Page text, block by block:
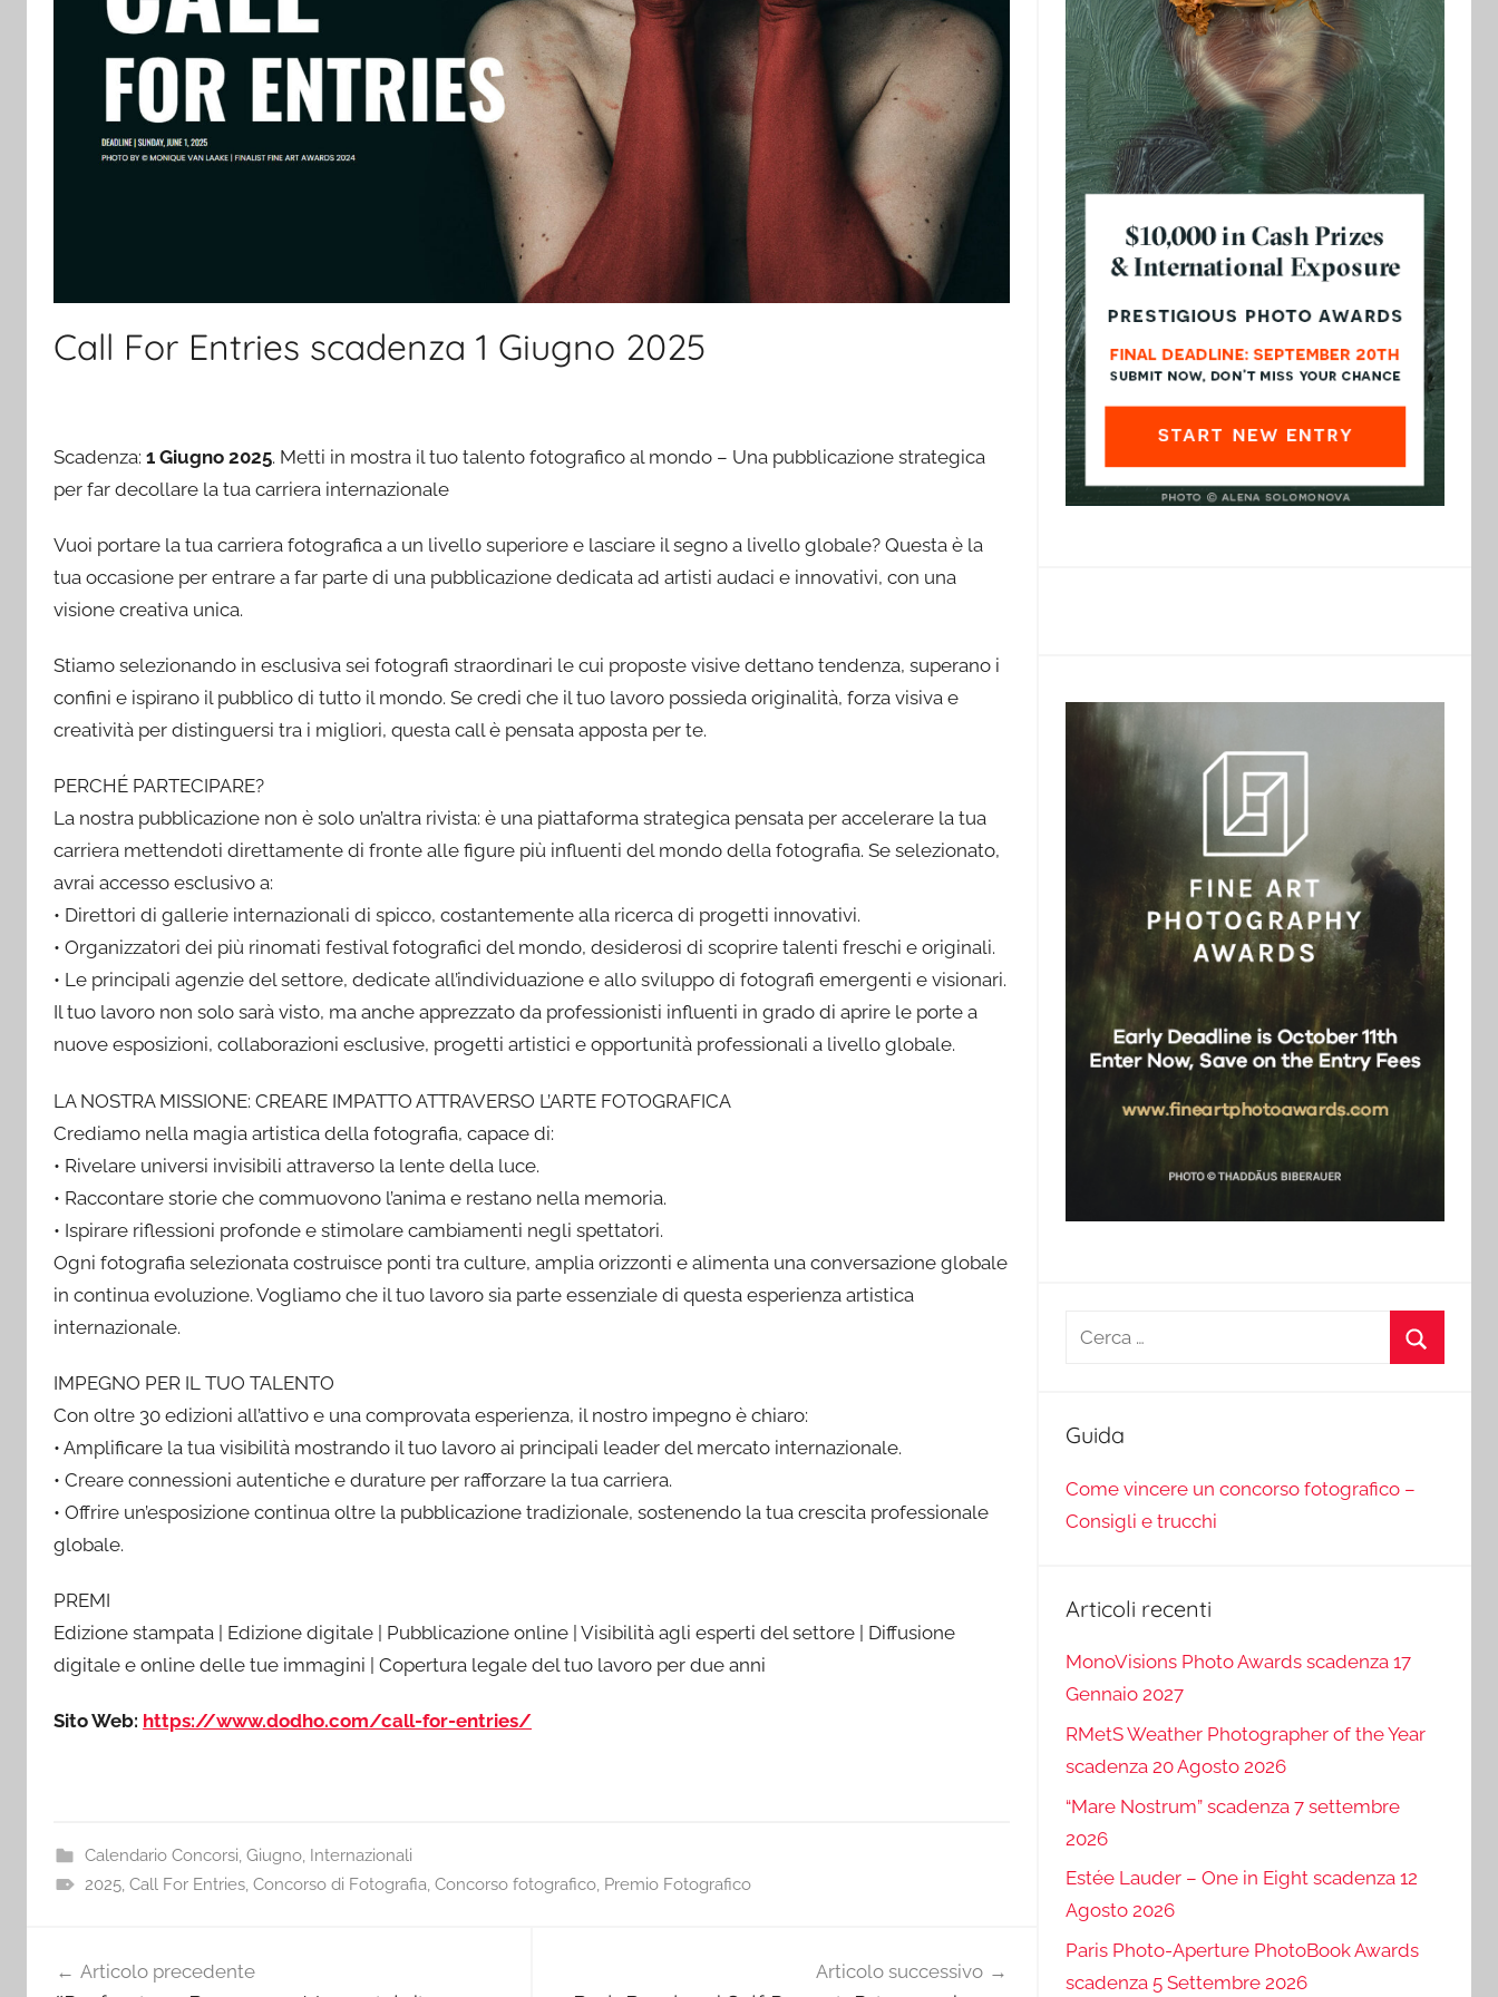
Call For Entries scadenza 1 Giugno 2025
Scadenza: 1 Giugno 2025. Metti in mostra il tuo talento fotografico al mondo – Una pubblicazione strategica
per far decollare la tua carriera internazionale
Vuoi portare la tua carriera fotografica a un livello superiore e lasciare il segno a livello globale? Questa è la
tua occasione per entrare a far parte di una pubblicazione dedicata ad artisti audaci e innovativi, con una
visione creativa unica.
Stiamo selezionando in esclusiva sei fotografi straordinari le cui proposte visive dettano tendenza, superano i
confini e ispirano il pubblico di tutto il mondo. Se credi che il tuo lavoro possieda originalità, forza visiva e
creatività per distinguersi tra i migliori, questa call è pensata apposta per te.
PERCHÉ PARTECIPARE?
La nostra pubblicazione non è solo un’altra rivista: è una piattaforma strategica pensata per accelerare la tua
carriera mettendoti direttamente di fronte alle figure più influenti del mondo della fotografia. Se selezionato,
avrai accesso esclusivo a:
• Direttori di gallerie internazionali di spicco, costantemente alla ricerca di progetti innovativi.
• Organizzatori dei più rinomati festival fotografici del mondo, desiderosi di scoprire talenti freschi e originali.
• Le principali agenzie del settore, dedicate all’individuazione e allo sviluppo di fotografi emergenti e visionari.
Il tuo lavoro non solo sarà visto, ma anche apprezzato da professionisti influenti in grado di aprire le porte a
nuove esposizioni, collaborazioni esclusive, progetti artistici e opportunità professionali a livello globale.
LA NOSTRA MISSIONE: CREARE IMPATTO ATTRAVERSO L’ARTE FOTOGRAFICA
Crediamo nella magia artistica della fotografia, capace di:
• Rivelare universi invisibili attraverso la lente della luce.
• Raccontare storie che commuovono l’anima e restano nella memoria.
• Ispirare riflessioni profonde e stimolare cambiamenti negli spettatori.
Ogni fotografia selezionata costruisce ponti tra culture, amplia orizzonti e alimenta una conversazione globale
in continua evoluzione. Vogliamo che il tuo lavoro sia parte essenziale di questa esperienza artistica
internazionale.
IMPEGNO PER IL TUO TALENTO
Con oltre 30 edizioni all’attivo e una comprovata esperienza, il nostro impegno è chiaro:
• Amplificare la tua visibilità mostrando il tuo lavoro ai principali leader del mercato internazionale.
• Creare connessioni autentiche e durature per rafforzare la tua carriera.
• Offrire un’esposizione continua oltre la pubblicazione tradizionale, sostenendo la tua crescita professionale
globale.
PREMI
Edizione stampata | Edizione digitale | Pubblicazione online | Visibilità agli esperti del settore | Diffusione
digitale e online delle tue immagini | Copertura legale del tuo lavoro per due anni
Sito Web: https://www.dodho.com/call-for-entries/
Calendario Concorsi Giugno, Internazionali
2025, Call For Entries, Concorso di Fotografia Concorso fotografico, Premio Fotografico
articoli
Articolo precedente Articolo successivo
Ricerca
Guida
Come vincere un concorso fotografico –
Consigli e trucchi
Articoli recenti
MonoVisions Photo Awards scadenza 17
Gennaio 2027
RMetS Weather Photographer of the Year
scadenza 20 Agosto 2026
“Mare Nostrum” scadenza 7 settembre
2026
Estée Lauder – One in Eight scadenza 12
Agosto 2026
Paris Photo-Aperture PhotoBook Awards
scadenza 5 Settembre 2026